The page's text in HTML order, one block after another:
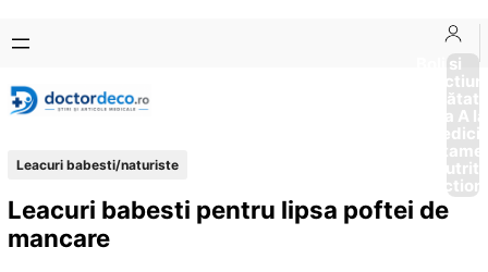
conținut
content
Boli si
Afectiuni
Sănătate
de la A
Leacuri babesti/naturiste
Leacuri babesti pentru lipsa poftei de
mancare